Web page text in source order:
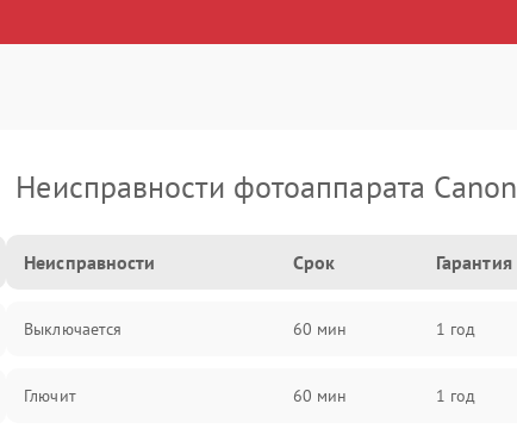
Неисправности фотоаппарата Canon
Неисправности Срок Гарантия
Выключается 60 мин 1 год
Глючит 60 мин 1 год